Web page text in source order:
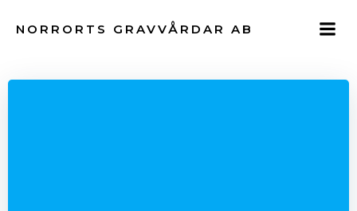
till
NORRORTS GRAVVÅRDAR AB